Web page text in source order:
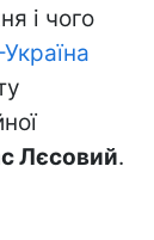
і чого
Лєсовий.